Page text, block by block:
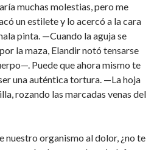
muchas molestias, pero me
un estilete y lo acercó a la cara
pinta. —Cuando la aguja se
la maza, Elandir notó tensarse
Puede que ahora mismo te
una auténtica tortura. —La hoja
rozando las marcadas venas del
nuestro organismo al dolor, ¿no te